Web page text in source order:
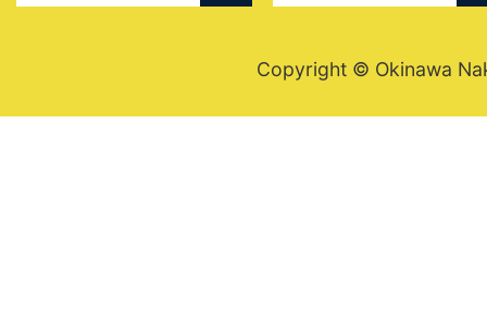
Copyright © Okinawa